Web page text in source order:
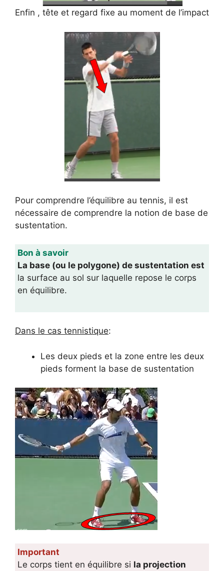
Enfin , tête et regard fixe au moment de l’impact
Pour comprendre l’équilibre au tennis, il est
nécessaire de comprendre la notion de base de
sustentation.
Bon à savoir
La base (ou le polygone) de sustentation est
la surface au sol sur laquelle repose le corps
en équilibre.
Dans le cas tennistique:
Les deux pieds et la zone entre les deux
pieds forment la base de sustentation
Important
Le corps tient en équilibre si la projection